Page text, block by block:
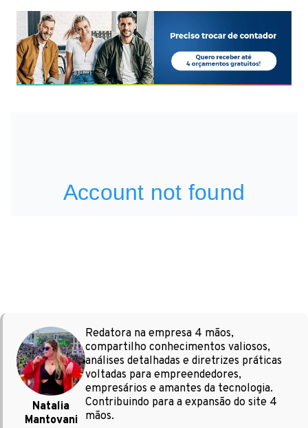
Natalia
Mantovani
Redatora na empresa 4 mãos,
compartilho conhecimentos valiosos,
análises detalhadas e diretrizes práticas
voltadas para empreendedores,
empresários e amantes da tecnologia.
Contribuindo para a expansão do site 4
mãos.